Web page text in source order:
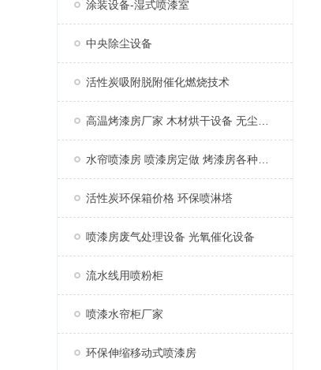
涂装设备-湿式喷漆室
中央除尘设备
活性炭吸附脱附催化燃烧技术
活性炭环保箱价格 环保喷淋塔
喷漆房废气处理设备 光氧催化设备
流水线用喷粉柜
喷漆水帘柜厂家
环保伸缩移动式喷漆房